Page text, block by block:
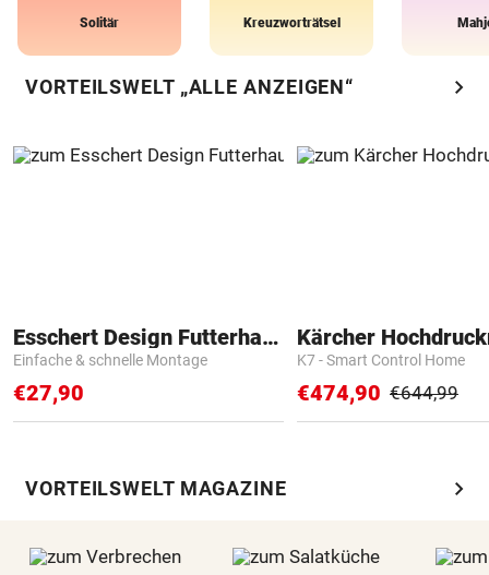
Solitär Kreuzworträtsel
VORTEILSWELT „ALLE ANZEIGEN“ chevron_right
Esschert Design Futterhaus
Einfache & schnelle Montage
€27,90
Kärcher
K7 - Smart Control Home
€474,90 €644,99
VORTEILSWELT MAGAZINE chevron_right